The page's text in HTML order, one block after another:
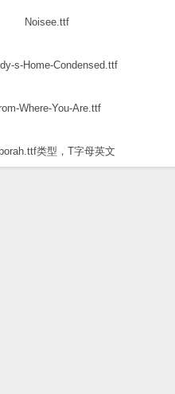
Noisee.ttf
s-Home-Condensed.ttf
Where-You-Are.ttf
类型，T字母英文